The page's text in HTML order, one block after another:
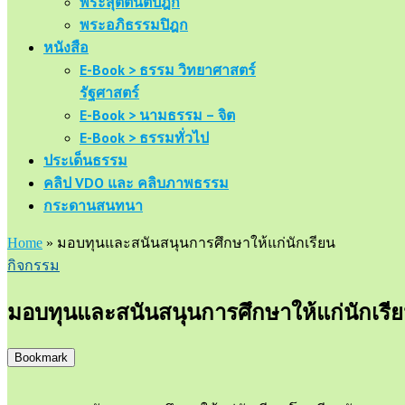
พระอภิธรรมปิฎก
หนังสือ
E-Book > ธรรม วิทยาศาสตร์
รัฐศาสตร์
E-Book > นามธรรม – จิต
E-Book > ธรรมทั่วไป
ประเด็นธรรม
คลิป VDO และ คลิบภาพธรรม
กระดานสนทนา
Home » มอบทุนและสนันสนุนการศึกษาให้แก่นักเรียน
กิจกรรม
มอบทุนและสนันสนุนการศึกษาให้แก่นักเรี
Bookmark